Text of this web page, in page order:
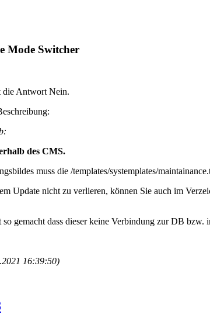
Mode Switcher
die Antwort Nein.
des CMS.
muss die /templates/systemplates/
Update nicht zu verlieren, können Sie auch im
gemacht dass dieser keine Verbindung zur DB
16:39:50)